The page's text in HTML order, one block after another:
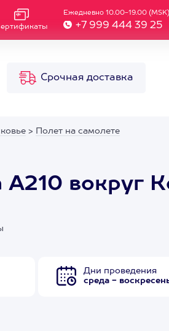
Ежедневно 10.00-19.00 (MSK)
+7 999 444 39 25
Срочная доставка
> Полет на самолете
A210 вокруг
Дни проведения
среда -